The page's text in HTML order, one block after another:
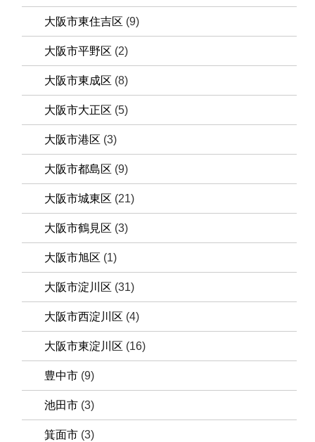
大阪市東住吉区 (9)
大阪市平野区 (2)
大阪市東成区 (8)
大阪市大正区 (5)
大阪市港区 (3)
大阪市都島区 (9)
大阪市城東区 (21)
大阪市鶴見区 (3)
大阪市旭区 (1)
大阪市淀川区 (31)
大阪市西淀川区 (4)
大阪市東淀川区 (16)
豊中市 (9)
池田市 (3)
箕面市 (3)